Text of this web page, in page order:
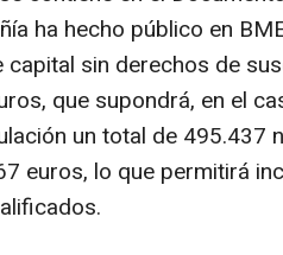
ha hecho público en
capital sin derechos de
que supondrá, en el
un total de 495.437
euros, lo que permitirá